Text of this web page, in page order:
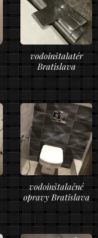
vodoinštalatér
Bratislava
vodoinštalačné
opravy Bratislava